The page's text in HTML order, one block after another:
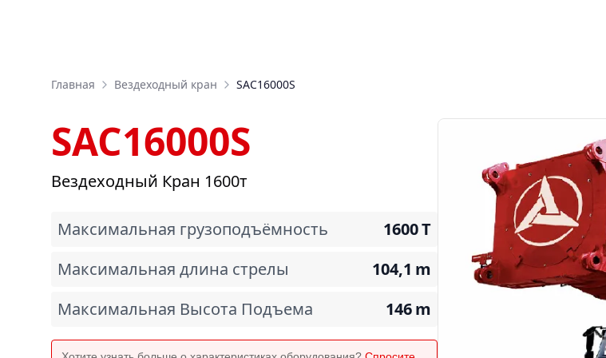
Главная Вездеходный кран SAC16000S
SAC16000S
Вездеходный Кран 1600т
Максимальная грузоподъёмность 1600T
Максимальная длина стрелы
104,1 m
Максимальная Высота Подъема
146m